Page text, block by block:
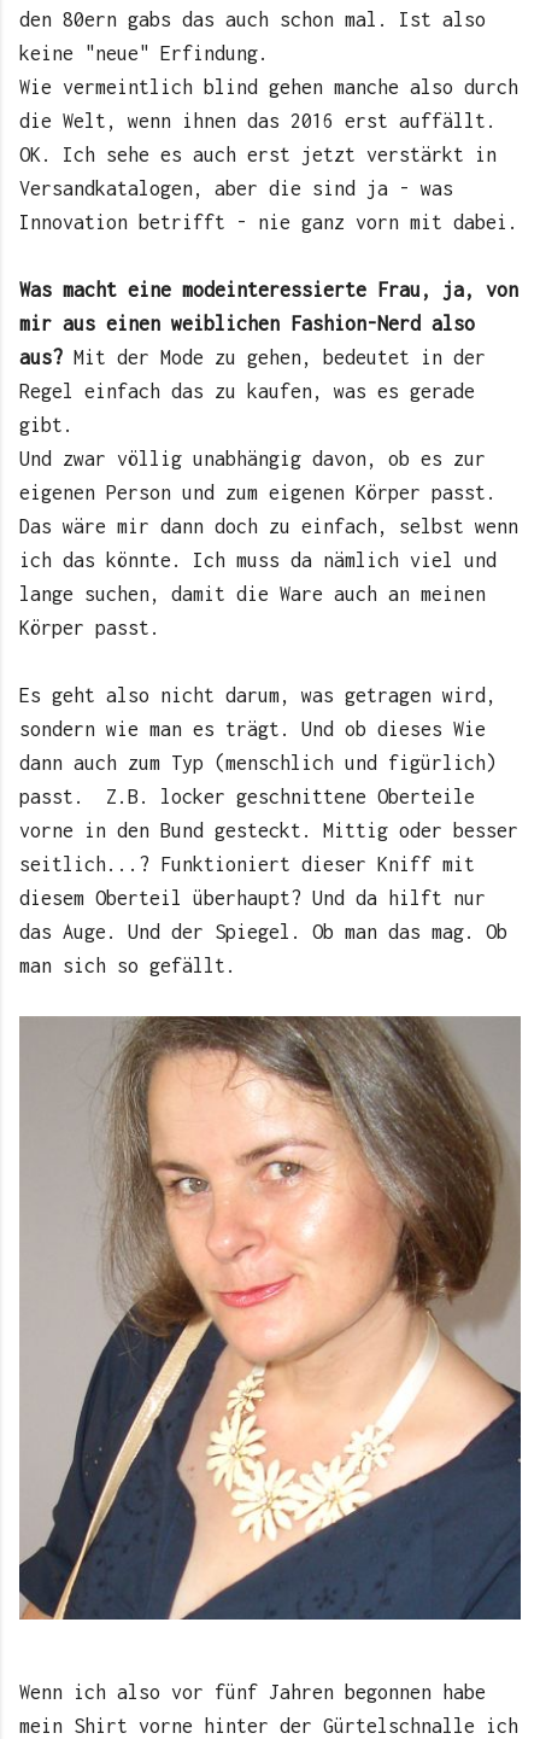
den 80ern gabs das auch schon mal. Ist also
keine "neue" Erfindung.
Wie vermeintlich blind gehen manche also durch
die Welt, wenn ihnen das 2016 erst auffällt.
OK. Ich sehe es auch erst jetzt verstärkt in
Versandkatalogen, aber die sind ja - was
Innovation betrifft - nie ganz vorn mit dabei.
Was macht eine modeinteressierte Frau, ja, von
mir aus einen weiblichen Fashion-Nerd also
aus? Mit der Mode zu gehen, bedeutet in der
Regel einfach das zu kaufen, was es gerade
gibt.
Und zwar völlig unabhängig davon, ob es zur
eigenen Person und zum eigenen Körper passt.
Das wäre mir dann doch zu einfach, selbst wenn
ich das könnte. Ich muss da nämlich viel und
lange suchen, damit die Ware auch an meinen
Körper passt.
Es geht also nicht darum, was getragen wird,
sondern wie man es trägt. Und ob dieses Wie
dann auch zum Typ (menschlich und figürlich)
passt. Z.B. locker geschnittene Oberteile
vorne in den Bund gesteckt. Mittig oder besser
seitlich...? Funktioniert dieser Kniff mit
diesem Oberteil überhaupt? Und da hilft nur
das Auge. Und der Spiegel. Ob man das mag. Ob
man sich so gefällt.
Wenn ich also vor fünf Jahren begonnen habe
mein Shirt vorne hinter der Gürtelschnalle ich